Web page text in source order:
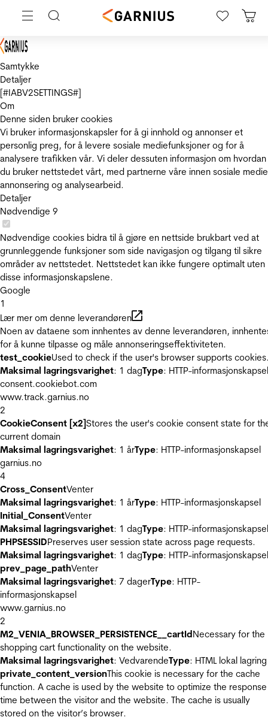
Samtykke
Detaljer
[#IABV2SETTINGS#]
Om
Denne siden bruker cookies
Vi bruker informasjonskapsler for å gi innhold og annonser et
personlig preg, for å levere sosiale mediefunksjoner og for å
analysere trafikken vår. Vi deler dessuten informasjon om hvordan
du bruker nettstedet vårt, med partnerne våre innen sosiale
annonsering og analysearbeid.
Detaljer
Nødvendige 9
Nødvendige cookies bidra til å gjøre en nettside brukbart ved at
grunnleggende funksjoner som side navigasjon og tilgang til sikre
områder av nettstedet. Nettstedet kan ikke fungere optimalt uten
disse informasjonskapslene.
Google
1
Lær mer om denne leverandøren
Noen av dataene som innhentes av denne leverandøren,
for å kunne tilpasse og måle annonseringseffektiviteten.
test_cookieUsed to check if the user's browser supports
Maksimal lagringsvarighet: 1 dagType: HTTP-informasjonskapsel
consent.cookiebot.com
www.track.garnius.no
2
CookieConsent [x2]Stores the user's cookie consent state for
current domain
Maksimal lagringsvarighet: 1 årType: HTTP-informasjonskapsel
garnius.no
4
Cross_ConsentVenter
Maksimal lagringsvarighet: 1 årType: HTTP-informasjonskapsel
Initial_ConsentVenter
Maksimal lagringsvarighet: 1 dagType: HTTP-informasjonskapsel
PHPSESSIDPreserves user session state across page requests.
Maksimal lagringsvarighet: 1 dagType: HTTP-informasjonskapsel
prev_page_pathVenter
Maksimal lagringsvarighet: 7 dagerType: HTTP-
informasjonskapsel
www.garnius.no
2
M2_VENIA_BROWSER_PERSISTENCE__cartIdNecessary for the
shopping cart functionality on the website.
Maksimal lagringsvarighet: VedvarendeType: HTML lokal lagring
private_content_versionThis cookie is necessary for the cache
function. A cache is used by the website to optimize the response
time between the visitor and the website. The cache is usually
stored on the visitor’s browser.